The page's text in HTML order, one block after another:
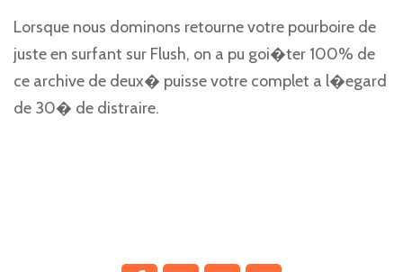
Lorsque nous dominons retourne votre pourboire de
juste en surfant sur Flush, on a pu goi�ter 100% de
ce archive de deux� puisse votre complet a l�egard
de 30� de distraire.